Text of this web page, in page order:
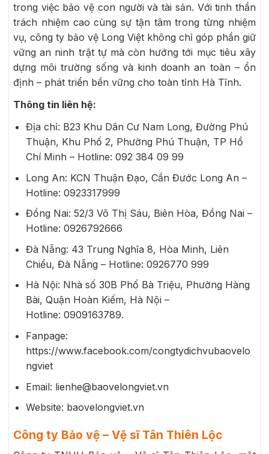
trong việc bảo vệ con người và tài sản. Với tinh thần
trách nhiệm cao cùng sự tận tâm trong từng nhiệm
vụ, công ty bảo vệ Long Việt không chỉ góp phần giữ
vững an ninh trật tự mà còn hướng tới mục tiêu xây
dựng môi trường sống và kinh doanh an toàn – ổn
định – phát triển bền vững cho toàn tỉnh Hà Tĩnh.
Thông tin liên hệ:
Địa chỉ: B23 Khu Dân Cư Nam Long, Đường Phú
Thuận, Khu Phố 2, Phường Phú Thuận, TP Hồ
Chí Minh – Hotline: 092 384 09 99
Long An: KCN Thuận Đạo, Cần Đước Long An –
Hotline: 0923317999
Đồng Nai: 52/3 Võ Thị Sáu, Biên Hòa, Đồng Nai –
Hotline: 0926792666
Đà Nẵng: 43 Trung Nghĩa 8, Hòa Minh, Liên
Chiểu, Đà Nẵng – Hotline: 0926770 999
Hà Nội: Nhà số 30B Phố Bà Triệu, Phường Hàng
Bài, Quận Hoàn Kiếm, Hà Nội –
Hotline: 0909163789.
Fanpage:
https://www.facebook.com/congtydichvubaovelo
ngviet
Email: lienhe@baovelongviet.vn
Website: baovelongviet.vn
Công ty Bảo vệ – Vệ sĩ Tân Thiên Lộc